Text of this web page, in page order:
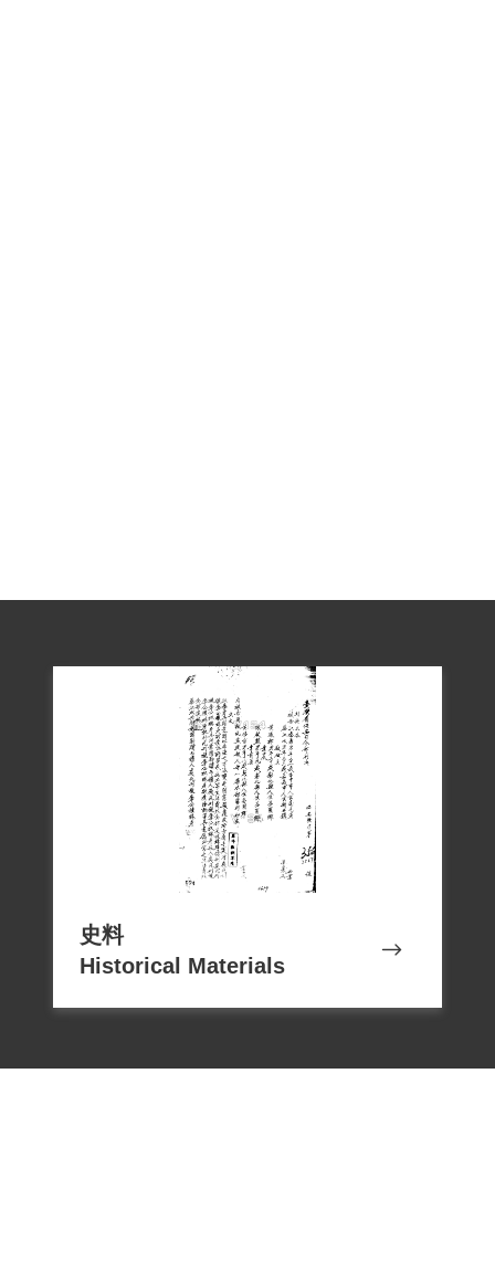
史料
Historical Materials